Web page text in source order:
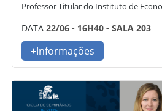
Professor Titular do Instituto de
DATA22/06 - 16H40 - SALA 203
+Informações